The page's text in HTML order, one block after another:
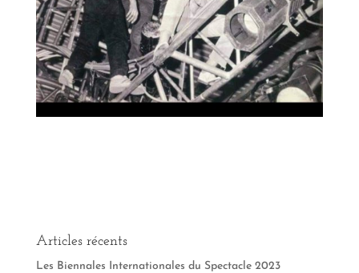
Articles récents
Les Biennales Internationales du Spectacle 2023